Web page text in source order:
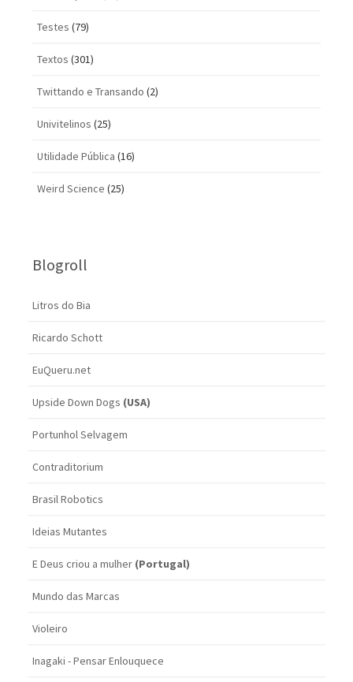
Testes (79)
Textos (301)
Twittando e Transando (2)
Univitelinos (25)
Utilidade Pública (16)
Weird Science (25)
Blogroll
Litros do Bia
Ricardo Schott
EuQueru.net
Upside Down Dogs (USA)
Portunhol Selvagem
Contraditorium
Brasil Robotics
Ideias Mutantes
E Deus criou a mulher (Portugal)
Mundo das Marcas
Violeiro
Inagaki - Pensar Enlouquece